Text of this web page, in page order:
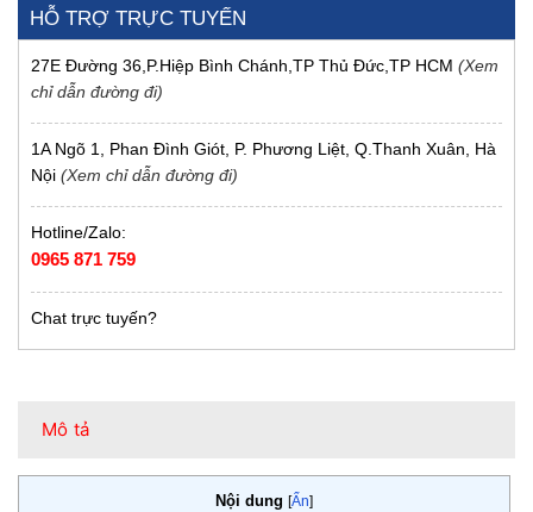
HỖ TRỢ TRỰC TUYẾN
27E Đường 36,P.Hiệp Bình Chánh,TP Thủ Đức,TP HCM (Xem
chỉ dẫn đường đi)
1A Ngõ 1, Phan Đình Giót, P. Phương Liệt, Q.Thanh Xuân, Hà
Nội (Xem chỉ dẫn đường đi)
Hotline/Zalo:
0965 871 759
Chat trực tuyến?
Mô tả
Nội dung [Ẩn]